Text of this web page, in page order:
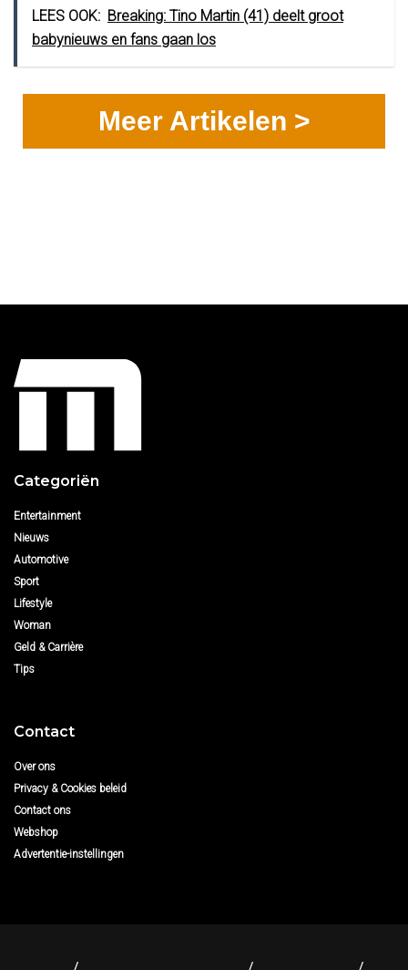
LEES OOK: Breaking: Tino Martin (41) deelt groot
babynieuws en fans gaan los
Meer Artikelen >
Categoriën
Entertainment
Nieuws
Automotive
Sport
Lifestyle
Woman
Geld & Carrière
Tips
Contact
Over ons
Privacy & Cookies beleid
Contact ons
Webshop
Advertentie-instellingen